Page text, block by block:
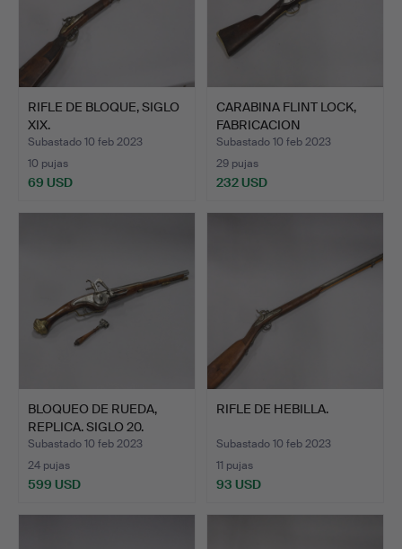
RIFLE DE BLOQUE, SIGLO
XIX.
Subastado 10 feb 2023
10 pujas
69 USD
CARABINA FLINT LOCK,
FABRICACION
POSTERIOR.
Subastado 10 feb 2023
29 pujas
232 USD
BLOQUEO DE RUEDA,
REPLICA. SIGLO 20.
Subastado 10 feb 2023
24 pujas
599 USD
RIFLE DE HEBILLA.
Subastado 10 feb 2023
11 pujas
93 USD